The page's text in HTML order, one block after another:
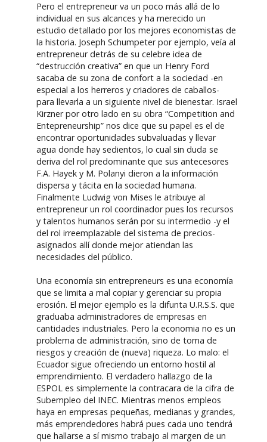
Pero el entrepreneur va un poco más allá de lo
individual en sus alcances y ha merecido un
estudio detallado por los mejores economistas de
la historia. Joseph Schumpeter por ejemplo, veía al
entrepreneur detrás de su celebre idea de
“destrucción creativa” en que un Henry Ford
sacaba de su zona de confort a la sociedad -en
especial a los herreros y criadores de caballos-
para llevarla a un siguiente nivel de bienestar. Israel
Kirzner por otro lado en su obra “Competition and
Entepreneurship” nos dice que su papel es el de
encontrar oportunidades subvaluadas y llevar
agua donde hay sedientos, lo cual sin duda se
deriva del rol predominante que sus antecesores
F.A. Hayek y M. Polanyi dieron a la información
dispersa y tácita en la sociedad humana.
Finalmente Ludwig von Mises le atribuye al
entrepreneur un rol coordinador pues los recursos
y talentos humanos serán por su intermedio -y el
del rol irreemplazable del sistema de precios-
asignados allí donde mejor atiendan las
necesidades del público.
Una economía sin entrepreneurs es una economía
que se limita a mal copiar y gerenciar su propia
erosión. El mejor ejemplo es la difunta U.R.S.S. que
graduaba administradores de empresas en
cantidades industriales. Pero la economia no es un
problema de administración, sino de toma de
riesgos y creación de (nueva) riqueza. Lo malo: el
Ecuador sigue ofreciendo un entorno hostil al
emprendimiento. El verdadero hallazgo de la
ESPOL es simplemente la contracara de la cifra de
Subempleo del INEC. Mientras menos empleos
haya en empresas pequeñas, medianas y grandes,
más emprendedores habrá pues cada uno tendrá
que hallarse a sí mismo trabajo al margen de un